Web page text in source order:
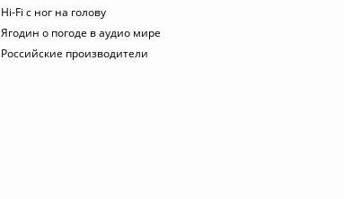
Hi-Fi с ног на голову
Ягодин о погоде в аудио мире
Российские производители